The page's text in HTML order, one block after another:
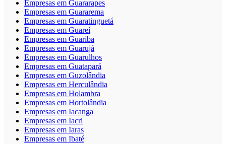
Empresas em Guararapes
Empresas em Guararema
Empresas em Guaratinguetá
Empresas em Guareí
Empresas em Guariba
Empresas em Guarujá
Empresas em Guarulhos
Empresas em Guatapará
Empresas em Guzolândia
Empresas em Herculândia
Empresas em Holambra
Empresas em Hortolândia
Empresas em Iacanga
Empresas em Iacri
Empresas em Iaras
Empresas em Ibaté